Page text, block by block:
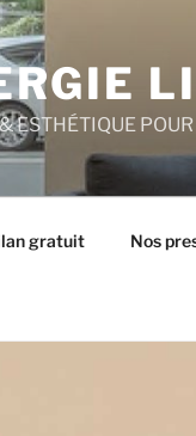
ESTHÉTIQUE
gratuit Nos